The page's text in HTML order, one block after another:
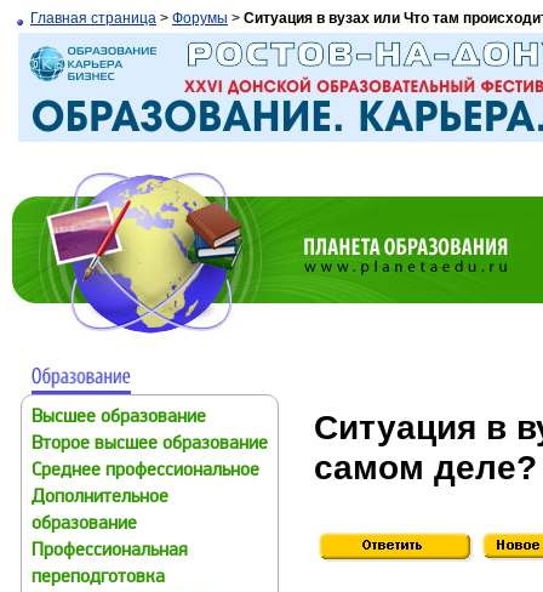
Главная страница > Форумы > Ситуация в вузах или Что там
Высшее образование
Второе высшее образование
Среднее профессиональное
Дополнительное
образование
Профессиональная
переподготовка
Ситуация в
самом деле?